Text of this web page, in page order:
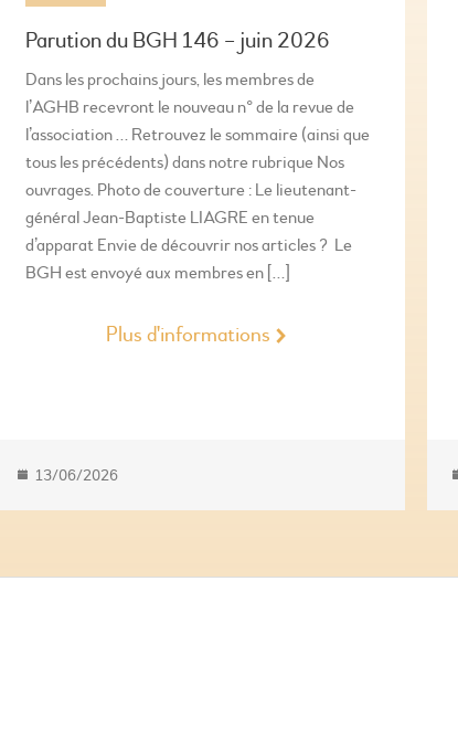
Parution du BGH 146 – juin 2026
Dans les prochains jours, les membres de
l’AGHB recevront le nouveau n° de la revue de
l’association … Retrouvez le sommaire (ainsi que
tous les précédents) dans notre rubrique Nos
ouvrages. Photo de couverture : Le lieutenant-
général Jean-Baptiste LIAGRE en tenue
d’apparat Envie de découvrir nos articles ? Le
BGH est envoyé aux membres en […]
Plus d'informations
13/06/2026